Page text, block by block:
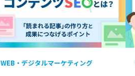
WEB・デジタルマーケティング